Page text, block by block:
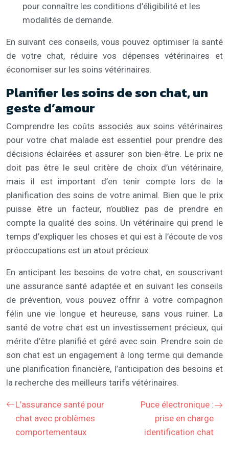
pour connaître les conditions d’éligibilité et les
modalités de demande.
En suivant ces conseils, vous pouvez optimiser la santé
de votre chat, réduire vos dépenses vétérinaires et
économiser sur les soins vétérinaires.
Planifier les soins de son chat, un
geste d’amour
Comprendre les coûts associés aux soins vétérinaires
pour votre chat malade est essentiel pour prendre des
décisions éclairées et assurer son bien-être. Le prix ne
doit pas être le seul critère de choix d’un vétérinaire,
mais il est important d’en tenir compte lors de la
planification des soins de votre animal. Bien que le prix
puisse être un facteur, n’oubliez pas de prendre en
compte la qualité des soins. Un vétérinaire qui prend le
temps d’expliquer les choses et qui est à l’écoute de vos
préoccupations est un atout précieux.
En anticipant les besoins de votre chat, en souscrivant
une assurance santé adaptée et en suivant les conseils
de prévention, vous pouvez offrir à votre compagnon
félin une vie longue et heureuse, sans vous ruiner. La
santé de votre chat est un investissement précieux, qui
mérite d’être planifié et géré avec soin. Prendre soin de
son chat est un engagement à long terme qui demande
une planification financière, l’anticipation des besoins et
la recherche des meilleurs tarifs vétérinaires.
L’assurance santé pour
chat avec problèmes
comportementaux
Puce électronique :
prise en charge
identification chat